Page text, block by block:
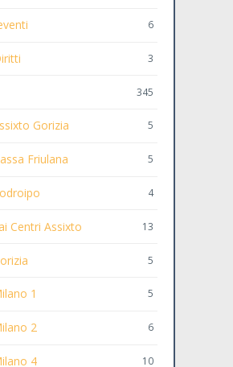
6
3
345
Gorizia 5
Friulana 5
4
Centri Assixto 13
5
1 5
2 6
4 10